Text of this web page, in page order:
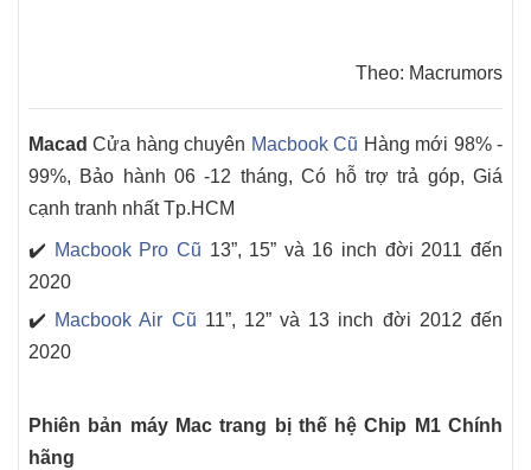
Theo: Macrumors
Macad Cửa hàng chuyên Macbook Cũ Hàng mới 98% -
99%, Bảo hành 06 -12 tháng, Có hỗ trợ trả góp, Giá
cạnh tranh nhất Tp.HCM
✔️ Macbook Pro Cũ 13”, 15” và 16 inch đời 2011 đến
2020
✔️ Macbook Air Cũ 11”, 12” và 13 inch đời 2012 đến
2020
Phiên bản máy Mac trang bị thế hệ Chip M1 Chính
hãng